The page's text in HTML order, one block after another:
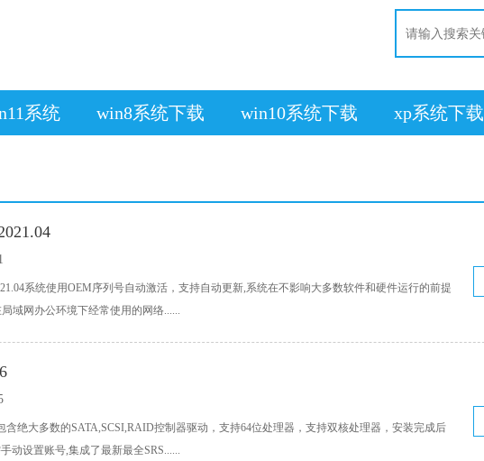
系统 win8系统下载 win10系统下载 xp系统下载
系统使用OEM序列号自动激活，支持自动更新,系统在不影响大多数软件和硬件运行的前提
域网办公环境下经常使用的网络......
含绝大多数的SATA,SCSI,RAID控制器驱动，支持64位处理器，支持双核处理器，安装完成后
动设置账号,集成了最新最全SRS......